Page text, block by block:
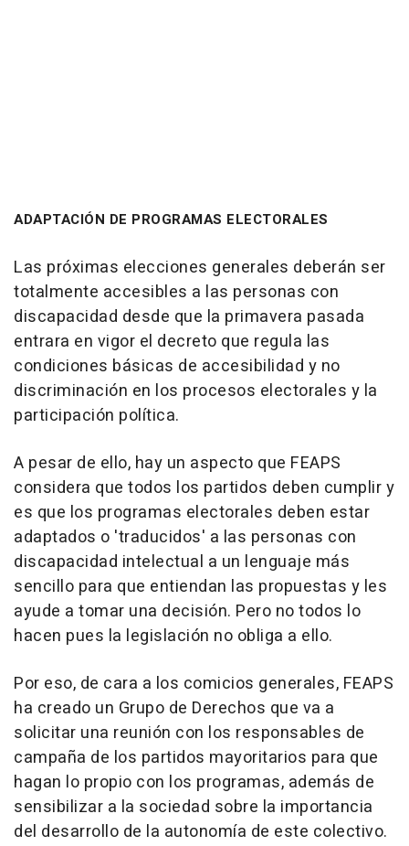
ADAPTACIÓN DE PROGRAMAS ELECTORALES
Las próximas elecciones generales deberán ser
totalmente accesibles a las personas con
discapacidad desde que la primavera pasada
entrara en vigor el decreto que regula las
condiciones básicas de accesibilidad y no
discriminación en los procesos electorales y la
participación política.
A pesar de ello, hay un aspecto que FEAPS
considera que todos los partidos deben cumplir y
es que los programas electorales deben estar
adaptados o 'traducidos' a las personas con
discapacidad intelectual a un lenguaje más
sencillo para que entiendan las propuestas y les
ayude a tomar una decisión. Pero no todos lo
hacen pues la legislación no obliga a ello.
Por eso, de cara a los comicios generales, FEAPS
ha creado un Grupo de Derechos que va a
solicitar una reunión con los responsables de
campaña de los partidos mayoritarios para que
hagan lo propio con los programas, además de
sensibilizar a la sociedad sobre la importancia
del desarrollo de la autonomía de este colectivo.